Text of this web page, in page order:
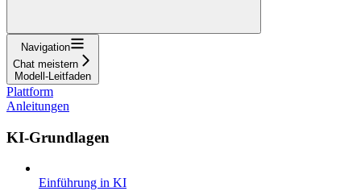
Navigation
Chat meistern
Modell-Leitfaden
Plattform
Anleitungen
KI-Grundlagen
Einführung in KI